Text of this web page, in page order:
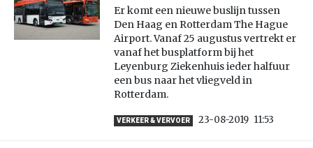
Er komt een nieuwe buslijn tussen
Den Haag en Rotterdam The Hague
Airport. Vanaf 25 augustus vertrekt er
vanaf het busplatform bij het
Leyenburg Ziekenhuis ieder halfuur
een bus naar het vliegveld in
Rotterdam.
VERKEER & VERVOER 23-08-2019 11:53